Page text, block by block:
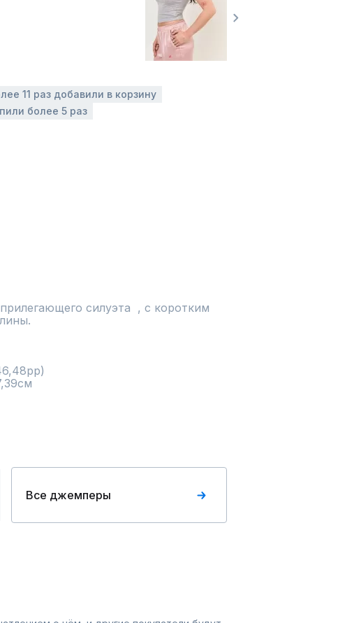
11 раз добавили в корзину
более 5 раз
силуэта  , с коротким
Все джемперы